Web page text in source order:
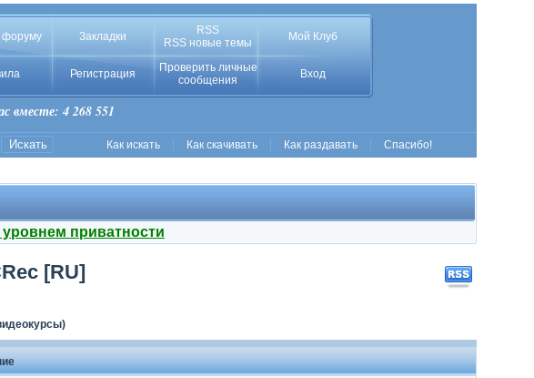
форуму Закладки
RSS
RSS новые темы
Мой Клуб
Регистрация
Проверить личные
сообщения
Вход
вместе: 4 268 551
Как искать Как скачивать Как раздавать Спасибо!
приватности
[RU]